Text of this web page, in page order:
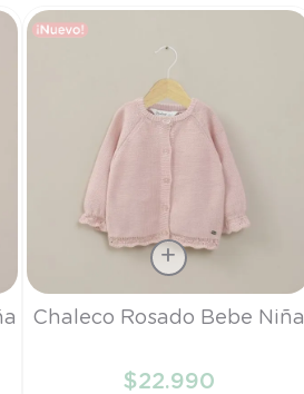
Talla
AÑADIR AL CARRITO
Chaleco Rosado Bebe Niña
$22.990